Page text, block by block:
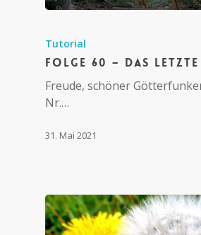
Tutorial
Folge 60 – das
Freude, schöner
Nr.…
31. Mai 2021